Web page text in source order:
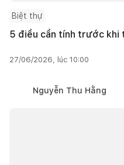
Biệt thự
5 điều cần tính trước
27/06/2026, lúc 10:00
Nguyễn Thu Hằng